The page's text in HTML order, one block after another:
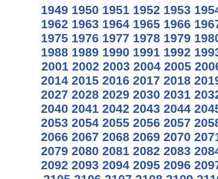
1949 1950 1951 1952 1953
1962 1963 1964 1965 1966
1975 1976 1977 1978 1979
1988 1989 1990 1991 1992
2001 2002 2003 2004 2005
2014 2015 2016 2017 2018
2027 2028 2029 2030 2031
2040 2041 2042 2043 2044
2053 2054 2055 2056 2057
2066 2067 2068 2069 2070
2079 2080 2081 2082 2083
2092 2093 2094 2095 2096